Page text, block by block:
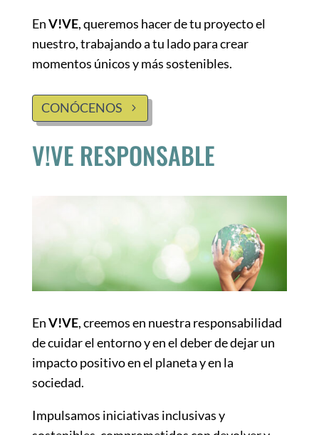
EnV!VE, queremos hacer de tu proyecto el
nuestro, trabajando a tu lado para crear
momentos únicos y más sostenibles.
CONÓCENOS
V!VE RESPONSABLE
EnV!VE, creemos en nuestra responsabilidad
de cuidar el entorno y en el deber de dejar un
impacto positivo en el planeta y en la
sociedad.
Impulsamos iniciativas inclusivas y